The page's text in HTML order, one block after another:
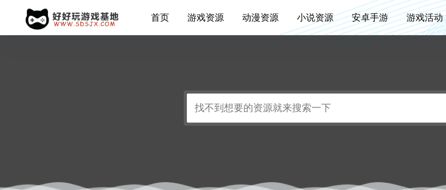
首页 游戏资源 动漫资源 小说资源 安卓手游 游戏活动